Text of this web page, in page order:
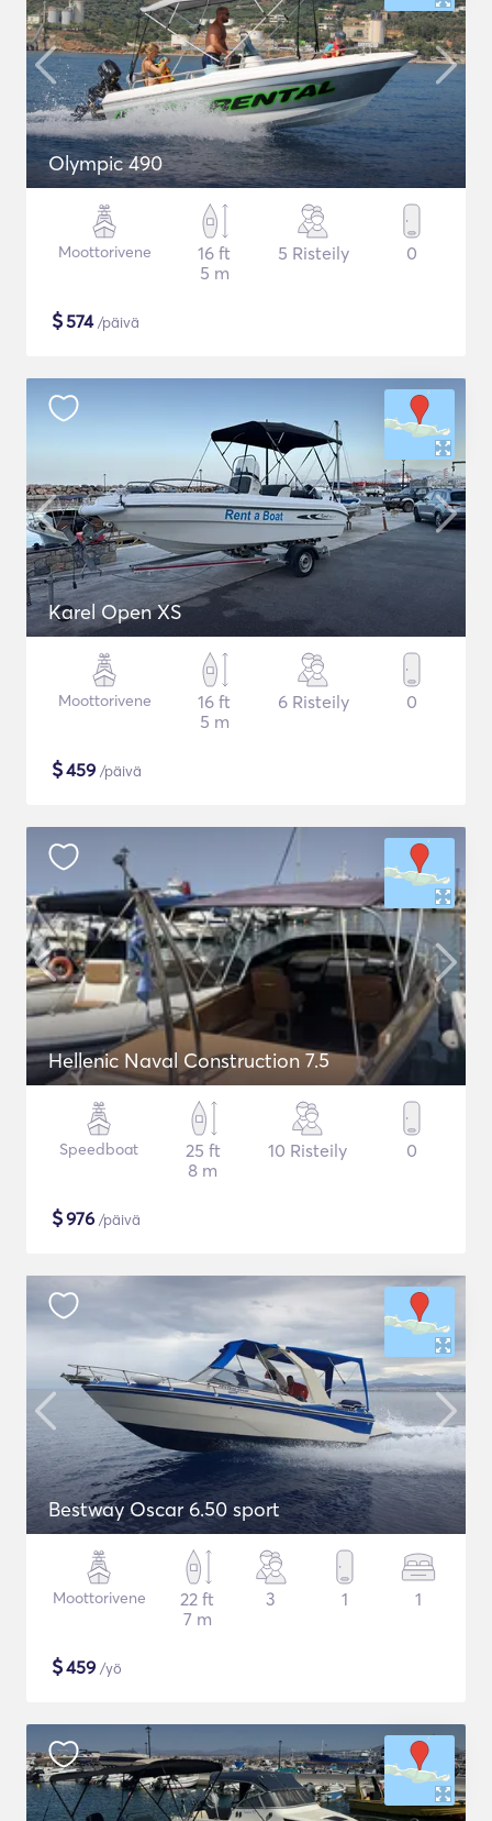
Olympic 490
Moottorivene
16 ft
5 m
5 Risteily 0
$574/päivä
Karel Open XS
Moottorivene
16 ft
5 m
6 Risteily 0
$459 /päivä
Hellenic Naval Construction 7.5
Speedboat
25 ft
8 m
10 Risteily 0
$976 /päivä
Bestway Oscar 6.50 sport
Moottorivene
22 ft
7 m
3 1 1
$459 /yö